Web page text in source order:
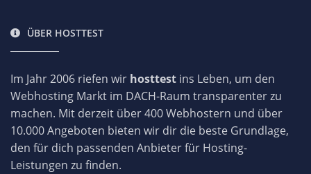
ÜBER HOSTTEST
Im Jahr 2006 riefen wir hosttest ins Leben, um den
Webhosting Markt im DACH-Raum transparenter zu
machen. Mit derzeit über 400 Webhostern und über
10.000 Angeboten bieten wir dir die beste Grundlage,
den für dich passenden Anbieter für Hosting-
Leistungen zu finden.